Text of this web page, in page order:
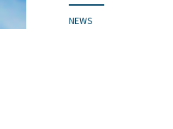
NEWS